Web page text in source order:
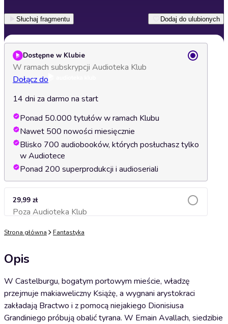
Słuchaj fragmentu Dodaj do ulubionych
Dostępne w Klubie
W ramach subskrypcji Audioteka Klub
Dołącz do
14 dni za darmo na start
Ponad 50.000 tytułów w ramach Klubu
Nawet 500 nowości miesięcznie
Blisko 700 audiobooków, których posłuchasz tylko
w Audiotece
Ponad 200 superprodukcji i audioseriali
29,99 zł
Poza Audioteka KlubDodaj do koszyka
Strona główna Fantastyka
Opis
W Castelburgu, bogatym portowym mieście, władzę
przejmuje makiaweliczny Książę, a wygnani arystokraci
zakładają Bractwo i z pomocą niejakiego Dionisiusa
Grandiniego próbują obalić tyrana. W Emain Avallach, siedzibie